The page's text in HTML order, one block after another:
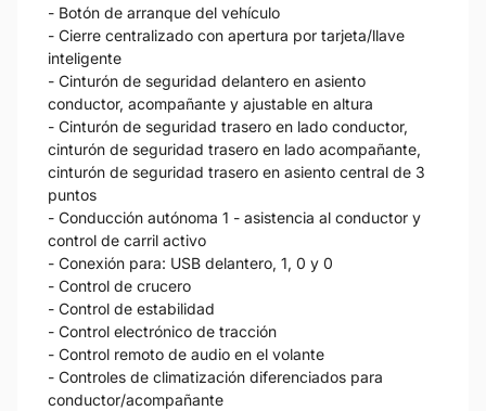
- Botón de arranque del vehículo
- Cierre centralizado con apertura por tarjeta/llave
inteligente
- Cinturón de seguridad delantero en asiento
conductor, acompañante y ajustable en altura
- Cinturón de seguridad trasero en lado conductor,
cinturón de seguridad trasero en lado acompañante,
cinturón de seguridad trasero en asiento central de 3
puntos
- Conducción autónoma 1 - asistencia al conductor y
control de carril activo
- Conexión para: USB delantero, 1, 0 y 0
- Control de crucero
- Control de estabilidad
- Control electrónico de tracción
- Control remoto de audio en el volante
- Controles de climatización diferenciados para
conductor/acompañante